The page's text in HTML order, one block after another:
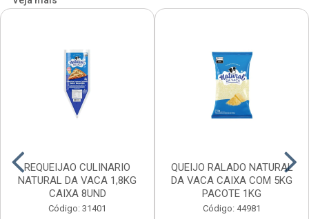
REQUEIJAO CULINARIO
NATURAL DA VACA 1,8KG
CAIXA 8UND
Código: 31401
QUEIJO RALADO NATURAL
DA VACA CAIXA COM 5KG
PACOTE 1KG
Código: 44981